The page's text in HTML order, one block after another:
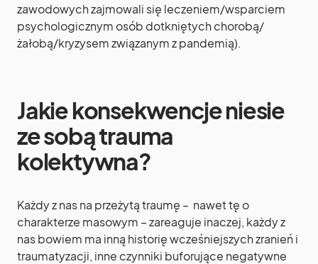
zawodowych zajmowali się leczeniem/wsparciem
psychologicznym osób dotkniętych chorobą/
żałobą/kryzysem związanym z pandemią).
Jakie konsekwencje niesie
ze sobą trauma
kolektywna?
Każdy z nas na przeżytą traumę – nawet tę o
charakterze masowym – zareaguje inaczej, każdy z
nas bowiem ma inną historię wcześniejszych zranień i
traumatyzacji, inne czynniki buforujące negatywne